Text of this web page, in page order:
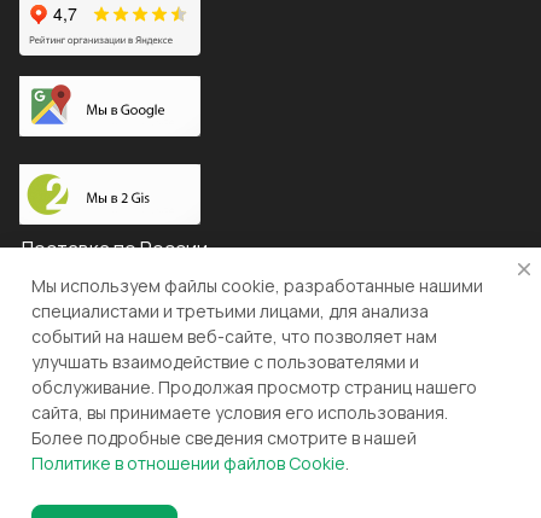
Доставка по России
© 2026 "ЛЕВША"
Конфиденциальность
Оферта
Разработка и поддержка gianit.ru
Мы используем файлы cookie, разработанные нашими
специалистами и третьими лицами, для анализа
событий на нашем веб-сайте, что позволяет нам
улучшать взаимодействие с пользователями и
обслуживание. Продолжая просмотр страниц нашего
сайта, вы принимаете условия его использования.
Более подробные сведения смотрите в нашей
Политике в отношении файлов Cookie.